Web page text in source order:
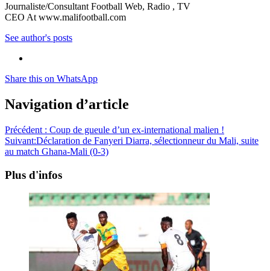
Journaliste/Consultant Football Web, Radio , TV
CEO At www.malifootball.com
See author's posts
Share this on WhatsApp
Navigation d’article
Précédent : Coup de gueule d’un ex-international malien !
Suivant:Déclaration de Fanyeri Diarra, sélectionneur du Mali, suite
au match Ghana-Mali (0-3)
Plus d'infos